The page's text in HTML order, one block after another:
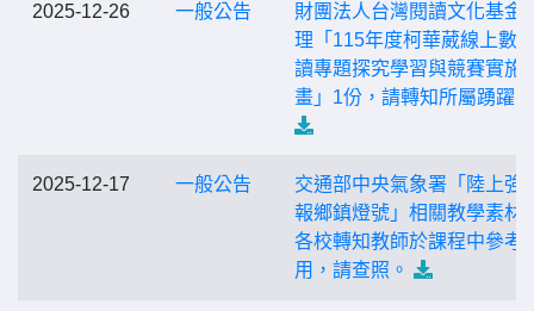
2025-12-26 一般公告
財團法人台灣閱讀文化基金
理「115年度柯華葳線上數
讀專題探究學習與競賽實施
畫」1份，請轉知所屬踴躍
2025-12-17 一般公告
交通部中央氣象署「陸上強
報鄉鎮燈號」相關教學素材
各校轉知教師於課程中參考
用，請查照。